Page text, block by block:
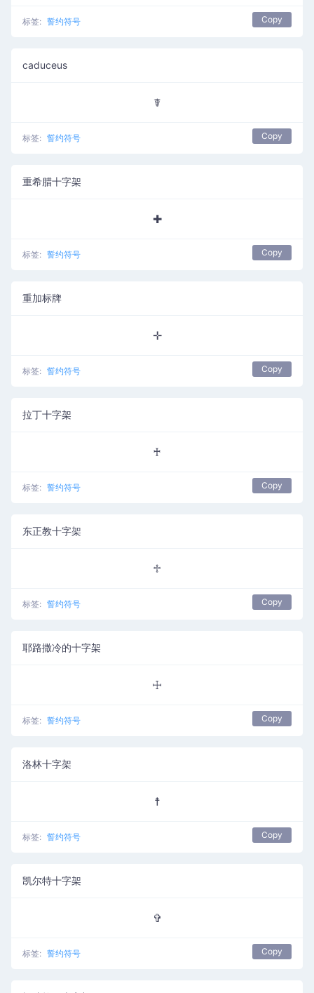
标签: 誓约符号 Copy
caduceus
☤
标签: 誓约符号 Copy
重希腊十字架
✚
标签: 誓约符号 Copy
重加标牌
✛
标签: 誓约符号 Copy
拉丁十字架
♰
标签: 誓约符号 Copy
东正教十字架
♱
标签: 誓约符号 Copy
耶路撒冷的十字架
☩
标签: 誓约符号 Copy
洛林十字架
☨
标签: 誓约符号 Copy
凯尔特十字架
✞
标签: 誓约符号 Copy